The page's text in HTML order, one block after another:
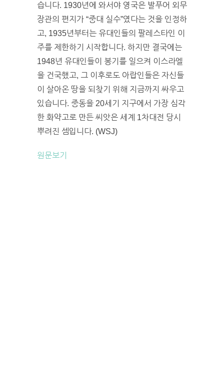
습니다. 1930년에 와서야 영국은 발푸어 외무
장관의 편지가 “중대 실수”였다는 것을 인정하
고, 1935년부터는 유대인들의 팔레스타인 이
주를 제한하기 시작합니다. 하지만 결국에는
1948년 유대인들이 봉기를 일으켜 이스라엘
을 건국했고, 그 이후로도 아랍인들은 자신들
이 살아온 땅을 되찾기 위해 지금까지 싸우고
있습니다. 중동을 20세기 지구에서 가장 심각
한 화약고로 만든 씨앗은 세계 1차대전 당시
뿌려진 셈입니다. (WSJ)
원문보기